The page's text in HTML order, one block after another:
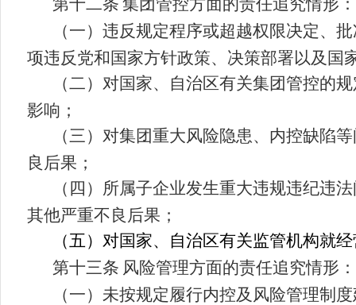
第十二条 集团 管控方面的责任追究情形：
（一）违反规定程序或超越权限决定、
项违反党和国家方针政策、决策部署以及国
（二）对国家、自治区有关集团管控的
影响；
（三）对集团重大风险隐患、内控缺陷
良后果；
（四）所属子企业发生重大违规违纪违
其他严重不良后果；
（五）对国家、自治区有关监管机构就
第十三条 风险管理方面的责任追究情形：
（一）未按规定履行内控及风险管理制